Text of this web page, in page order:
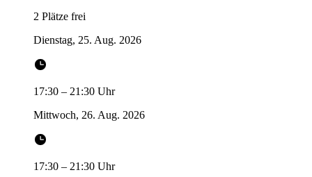
2 Plätze frei
Dienstag, 25. Aug. 2026
17:30 – 21:30 Uhr
Mittwoch, 26. Aug. 2026
17:30 – 21:30 Uhr